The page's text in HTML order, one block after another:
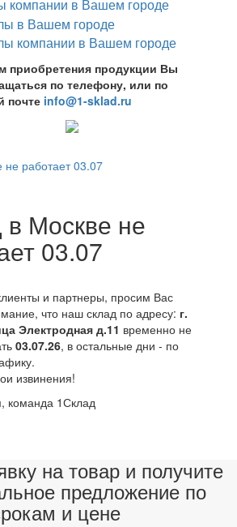
приобретения продукции Вы
по телефону, или по
почте info@1-sklad.ru
не работает 03.07
Москве не
03.07
и партнеры, просим Вас
что наш склад по адресу: г.
Электродная д.11 временно не
03.07.26, в остальные дни - по
извинения!
команда 1Склад
на товар и получите
предложение по
и цене